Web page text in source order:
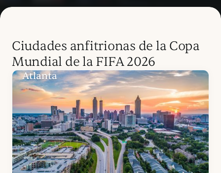
Ciudades anfitrionas de la Copa
Mundial de la FIFA 2026
Atlanta